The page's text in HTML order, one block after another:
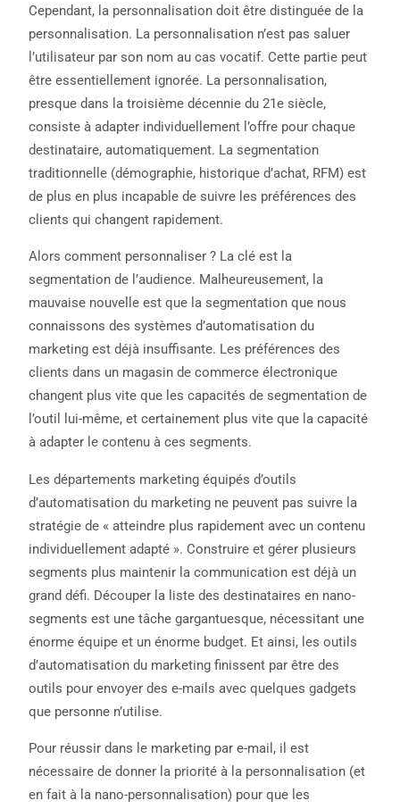
Cependant, la personnalisation doit être distinguée de la
personnalisation. La personnalisation n’est pas saluer
l’utilisateur par son nom au cas vocatif. Cette partie peut
être essentiellement ignorée. La personnalisation,
presque dans la troisième décennie du 21e siècle,
consiste à adapter individuellement l’offre pour chaque
destinataire, automatiquement. La segmentation
traditionnelle (démographie, historique d’achat, RFM) est
de plus en plus incapable de suivre les préférences des
clients qui changent rapidement.
Alors comment personnaliser ? La clé est la
segmentation de l’audience. Malheureusement, la
mauvaise nouvelle est que la segmentation que nous
connaissons des systèmes d’automatisation du
marketing est déjà insuffisante. Les préférences des
clients dans un magasin de commerce électronique
changent plus vite que les capacités de segmentation de
l’outil lui-même, et certainement plus vite que la capacité
à adapter le contenu à ces segments.
Les départements marketing équipés d’outils
d’automatisation du marketing ne peuvent pas suivre la
stratégie de « atteindre plus rapidement avec un contenu
individuellement adapté ». Construire et gérer plusieurs
segments plus maintenir la communication est déjà un
grand défi. Découper la liste des destinataires en nano-
segments est une tâche gargantuesque, nécessitant une
énorme équipe et un énorme budget. Et ainsi, les outils
d’automatisation du marketing finissent par être des
outils pour envoyer des e-mails avec quelques gadgets
que personne n’utilise.
Pour réussir dans le marketing par e-mail, il est
nécessaire de donner la priorité à la personnalisation (et
en fait à la nano-personnalisation) pour que les